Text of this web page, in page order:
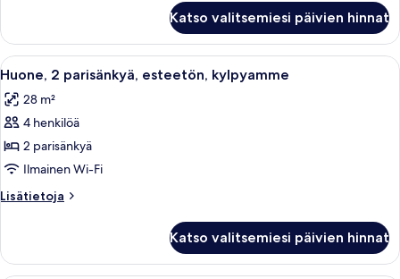
Shower)
kuvat
parisänkyä,
esteetön
(Roll-
Shower)
Katso valitsemiesi päivien hinnat
Avaa
kaikki
huonetyypin
Huone,
2
parisänkyä,
esteetön,
kylpyamme
Hotellihuone, jossa on kaksi sänkyä,
5
Huone, 2 parisänkyä, esteetön, kylpyamme
28 m²
4 henkilöä
2 parisänkyä
Ilmainen Wi-Fi
Lisätietoja
Lisätietoja
parisänkyä,
esteetön,
Katso valitsemiesi päivien hinnat